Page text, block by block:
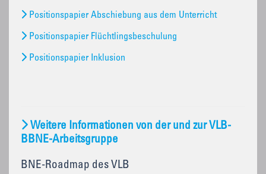
Positionspapier Abschiebung aus dem Unterricht
Positionspapier Flüchtlingsbeschulung
Positionspapier Inklusion
Weitere Informationen von der und zur VLB-
BBNE-Arbeitsgruppe
BNE-Roadmap des VLB